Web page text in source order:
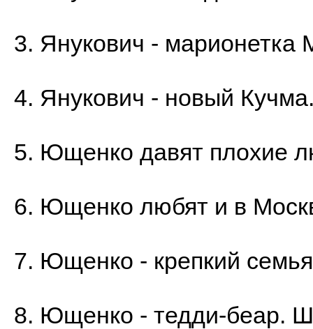
3. Янукович - марионетка
4. Янукович - новый
5. Ющенко давят плохие
6. Ющенко любят и в
7. Ющенко - крепкий
8. Ющенко - тедди-беар.